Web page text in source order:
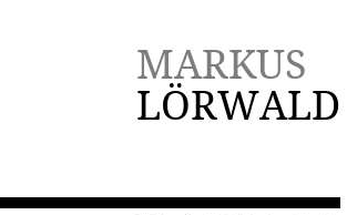
MARKUS
LÖRWALD